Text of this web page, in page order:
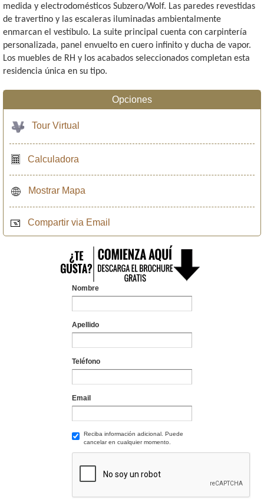
medida y electrodomésticos Subzero/Wolf. Las paredes revestidas
de travertino y las escaleras iluminadas ambientalmente
enmarcan el vestíbulo. La suite principal cuenta con carpintería
personalizada, panel envuelto en cuero infinito y ducha de vapor.
Los muebles de RH y los acabados seleccionados completan esta
residencia única en su tipo.
Opciones
Tour Virtual
Calculadora
Mostrar Mapa
Compartir via Email
Nombre
Apellido
Teléfono
Email
Reciba información adicional. Puede
cancelar en cualquier momento.